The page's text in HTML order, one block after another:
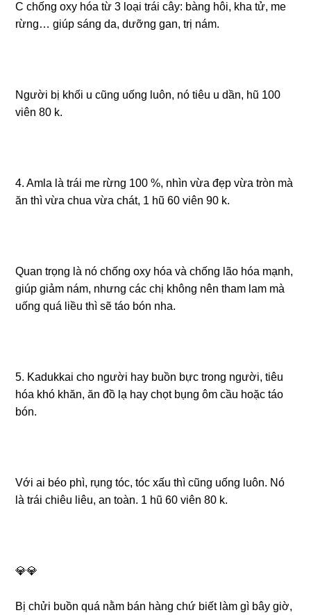
C chống oxy hóa từ 3 loại trái cây: bàng hôi, kha tử, me
rừng… giúp sáng da, dưỡng gan, trị nám.
Người bị khối u cũng uống luôn, nó tiêu u dần, hũ 100
viên 80 k.
4. Amla là trái me rừng 100 %, nhìn vừa đẹp vừa tròn mà
ăn thì vừa chua vừa chát, 1 hũ 60 viên 90 k.
Quan trọng là nó chống oxy hóa và chống lão hóa mạnh,
giúp giảm nám, nhưng các chị không nên tham lam mà
uống quá liều thì sẽ táo bón nha.
5. Kadukkai cho người hay buồn bực trong người, tiêu
hóa khó khăn, ăn đồ lạ hay chọt bụng ôm cầu hoặc táo
bón.
Với ai béo phì, rụng tóc, tóc xấu thì cũng uống luôn. Nó
là trái chiêu liêu, an toàn. 1 hũ 60 viên 80 k.
💎💎
Bị chửi buồn quá nằm bán hàng chứ biết làm gì bây giờ,